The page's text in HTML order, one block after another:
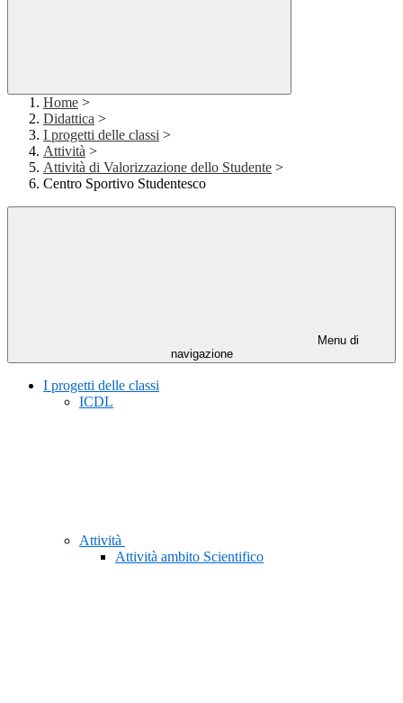
Home >
Didattica >
I progetti delle classi >
Attività >
Attività di Valorizzazione dello Studente >
Centro Sportivo Studentesco
Menu di
navigazione
I progetti delle classi
ICDL
Attività
Attività ambito Scientifico